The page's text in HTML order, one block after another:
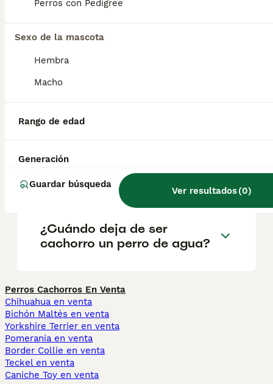
Perros con Pedigree
Sexo de la mascota
Hembra
Macho
Rango de edad
Generación
Guardar búsqueda
Ver resultados(0)
Informarse bien y comparar opciones antes
decisión.
perro de agua?
¿Cómo es el carácter de un
perro de agua?
¿Cuándo deja de ser
cachorro un perro de agua?
Perros Cachorros En Venta
Chihuahua en venta
Bichón Maltés en venta
Yorkshire Terrier en venta
Pomerania en venta
Border Collie en venta
Teckel en venta
Caniche Toy en venta